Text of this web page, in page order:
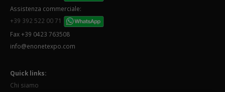
Assistenza commerciale:
+39 392 522 00 71
Fax +39 0423 763508
info@enonetexpo.com
Quick links:
Chi siamo